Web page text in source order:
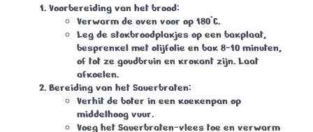
Voorbereiding van het brood:
Verwarm de oven voor op 180°C.
Leg de stokbroodplakjes op een bakplaat,
besprenkel met olijfolie en bak 8-10 minuten,
of tot ze goudbruin en krokant zijn. Laat
afkoelen.
Bereiding van het Sauerbraten:
Verhit de boter in een koekenpan op
middelhoog vuur.
Voeg het Sauerbraten-vlees toe en verwarm